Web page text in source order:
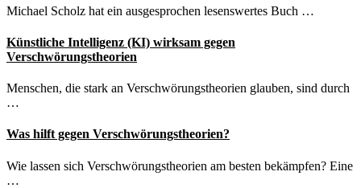
Michael Scholz hat ein ausgesprochen lesenswertes Buch …
Künstliche Intelligenz (KI) wirksam gegen
Verschwörungstheorien
Menschen, die stark an Verschwörungstheorien glauben, sind durch
…
Was hilft gegen Verschwörungstheorien?
Wie lassen sich Verschwörungstheorien am besten bekämpfen? Eine
…